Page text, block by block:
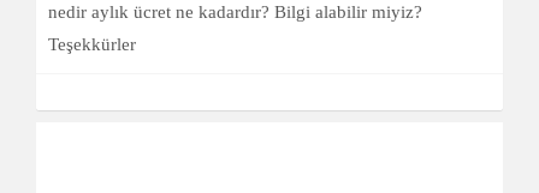
nedir aylık ücret ne kadardır? Bilgi alabilir miyiz?
Teşekkürler